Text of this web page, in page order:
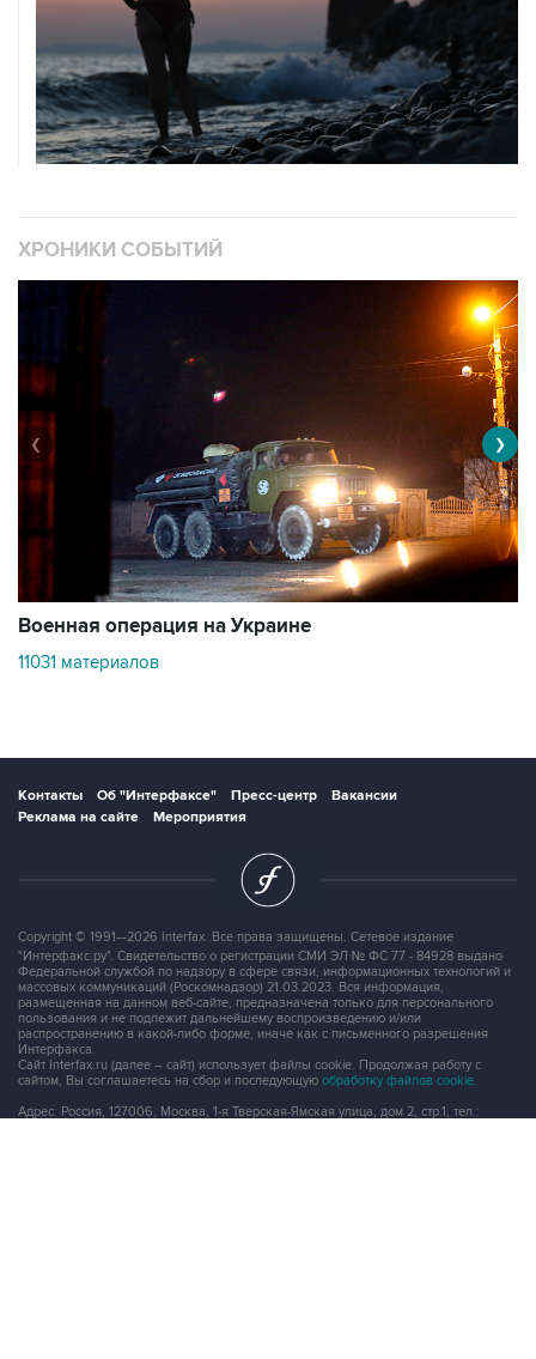
ХРОНИКИ СОБЫТИЙ
Военная операция на Украине
11031 материалов
❮ ❯
Контакты Об "Интерфаксе" Пресс-центр
Вакансии
Реклама на сайте
Мероприятия
Copyright © 1991—2026 Interfax. Все права защищены. Сетевое издание
"Интерфакс.ру". Свидетельство о регистрации СМИ ЭЛ № ФС 77 - 84928 выдано
Федеральной службой по надзору в сфере связи, информационных технологий и
массовых коммуникаций (Роскомнадзор) 21.03.2023. Вся информация,
размещенная на данном веб-сайте, предназначена только для персонального
пользования и не подлежит дальнейшему воспроизведению и/или
распространению в какой-либо форме, иначе как с письменного разрешения
Интерфакса.
Сайт Interfax.ru (далее – сайт) использует файлы cookie. Продолжая работу с
сайтом, Вы соглашаетесь на сбор и последующую обработку файлов cookie
Адрес: Россия, 127006, Москва, 1-я Тверская-Ямская улица, дом 2, стр.1, тел.: